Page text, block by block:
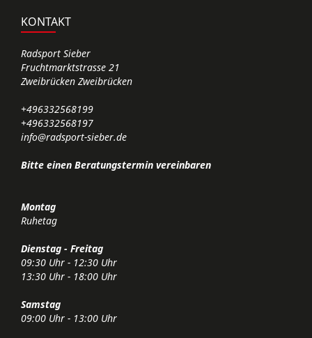
KONTAKT
Radsport Sieber
Fruchtmarktstrasse 21
Zweibrücken Zweibrücken
+496332568199
+496332568197
info@radsport-sieber.de
Bitte einen Beratungstermin vereinbaren
Montag
Ruhetag
Dienstag - Freitag
09:30 Uhr - 12:30 Uhr
13:30 Uhr - 18:00 Uhr
Samstag
09:00 Uhr - 13:00 Uhr